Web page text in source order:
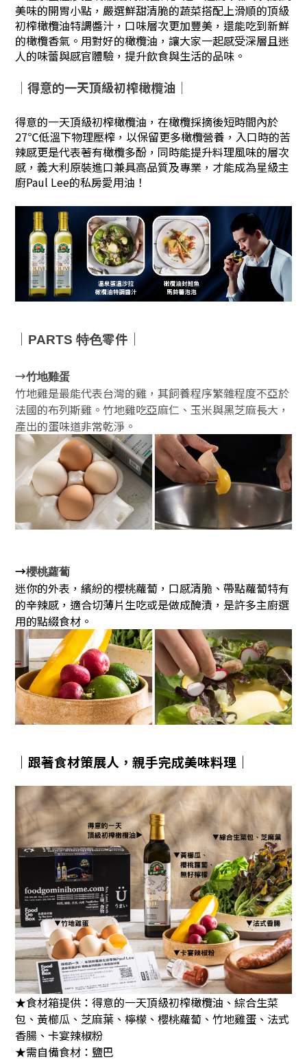
美味的開胃小點，嚴選鮮甜清脆的蔬菜搭配上滑順的頂級
初榨橄欖油特調醬汁，口味層次更加豐美，還能吃到新鮮
的橄欖香氣。用對好的橄欖油，讓大家一起感受深層且迷
人的味蕾與感官體驗，提升飲食與生活的品味。
｜得意的一天頂級初榨橄欖油 ｜
得意的一天頂級初榨橄欖油，在橄欖採摘後短時間內於
27℃低溫下物理壓榨，以保留更多橄欖營養，入口時的苦
辣感更是代表著有橄欖多酚，同時能提升料理風味的層次
感，義大利原裝進口兼具高品質及專業，才能成為星級主
廚Paul Lee的私房愛用油！
｜ PARTS 特色零件｜
→竹地雞蛋
竹地雞是最能代表台灣的雞，其飼養程序繁雜程度不亞於
法國的布列斯雞。竹地雞吃亞麻仁、玉米與黑芝麻長大，
產出的蛋味道非常乾淨。
→櫻桃蘿蔔
迷你的外表，繽紛的櫻桃蘿蔔， 口感清脆、帶點蘿蔔特有
的辛辣感， 適合切薄片生吃或是做成醃漬，是許多主廚選
用的點綴食材。
｜跟著食材策展人，親手完成美味料理｜
★食材箱提供：得意的一天頂級初榨橄欖油、綜合生菜
包、黃櫛瓜、芝麻葉、檸檬、櫻桃蘿蔔、竹地雞蛋、法式
香腸、卡宴辣椒粉
★需自備食材：鹽巴